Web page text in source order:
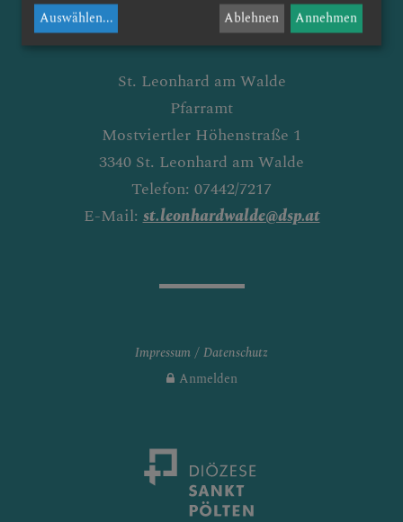
Bildergalerie
St. Leonhard am Walde
Pfarramt
Mostviertler Höhenstraße 1
3340 St. Leonhard am Walde
Telefon: 07442/7217
E-Mail:st.leonhardwalde@dsp.at
Impressum
Datenschutz
Anmelden
Auswählen... Ablehnen Annehmen